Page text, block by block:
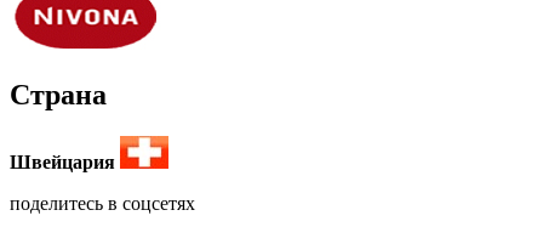
Страна
Швейцария
поделитесь в соцсетях